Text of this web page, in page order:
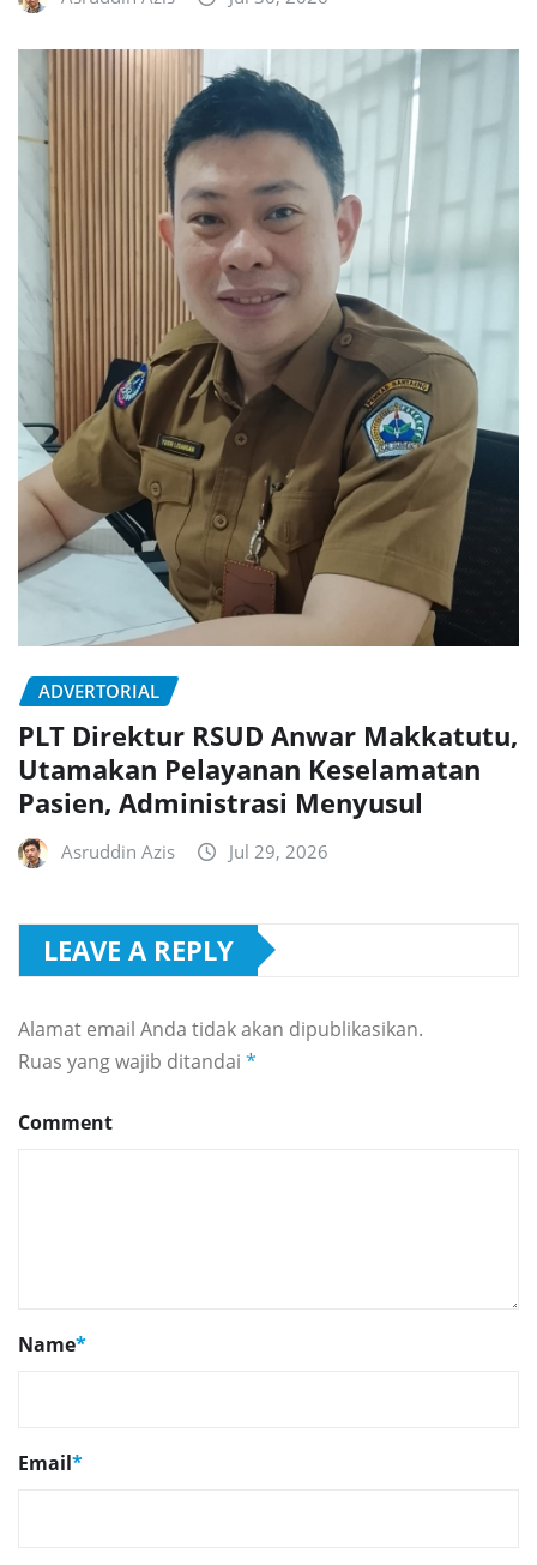
ADVERTORIAL
PLT Direktur RSUD Anwar Makkatutu,
Utamakan Pelayanan Keselamatan
Pasien, Administrasi Menyusul
Asruddin Azis Jul 29, 2026
LEAVE A REPLY
Alamat email Anda tidak akan dipublikasikan.
Ruas yang wajib ditandai *
Comment
Name*
Email*